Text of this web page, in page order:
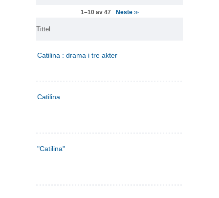
1–10 av 47 Neste>>
Tittel
Catilina : drama i tre akter
Catilina
"Catilina"